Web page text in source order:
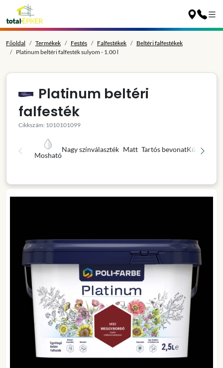
Főoldal Termékek Festés Falfestékek
Beltéri falfestékek
Platinum beltéri falfesték sulyom - 1.00 l
Platinum beltéri
falfesték
Cikkszám: 1010101099
Mosható
Nagy színválaszték Matt Tartós bevonatKönnyű